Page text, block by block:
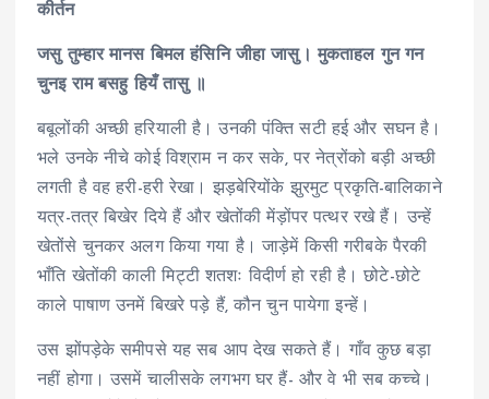
कीर्तन
जसु तुम्हार मानस बिमल हंसिनि जीहा जासु। मुकताहल गुन गन
चुनइ राम बसहु हियँ तासु ॥
बबूलोंकी अच्छी हरियाली है। उनकी पंक्ति सटी हई और सघन है।
भले उनके नीचे कोई विश्राम न कर सके, पर नेत्रोंको बड़ी अच्छी
लगती है वह हरी-हरी रेखा। झड़बेरियोंके झुरमुट प्रकृति-बालिकाने
यत्र-तत्र बिखेर दिये हैं और खेतोंकी मेंड़ोंपर पत्थर रखे हैं। उन्हें
खेतोंसे चुनकर अलग किया गया है। जाड़ेमें किसी गरीबके पैरकी
भाँति खेतोंकी काली मिट्टी शतशः विदीर्ण हो रही है। छोटे-छोटे
काले पाषाण उनमें बिखरे पड़े हैं, कौन चुन पायेगा इन्हें।
उस झोंपड़ेके समीपसे यह सब आप देख सकते हैं। गाँव कुछ बड़ा
नहीं होगा। उसमें चालीसके लगभग घर हैं- और वे भी सब कच्चे।